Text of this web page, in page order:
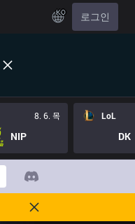
KO 로그인
8. 6. 목
NIP
LoL
DK